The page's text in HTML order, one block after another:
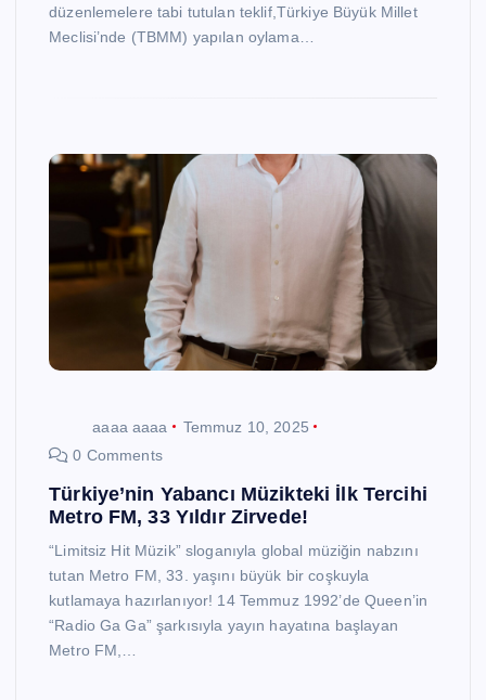
düzenlemelere tabi tutulan teklif,Türkiye Büyük Millet
Meclisi’nde (TBMM) yapılan oylama…
aaaa aaaa
Temmuz 10, 2025
0 Comments
Türkiye’nin Yabancı Müzikteki İlk Tercihi
Metro FM, 33 Yıldır Zirvede!
“Limitsiz Hit Müzik” sloganıyla global müziğin nabzını
tutan Metro FM, 33. yaşını büyük bir coşkuyla
kutlamaya hazırlanıyor! 14 Temmuz 1992’de Queen’in
“Radio Ga Ga” şarkısıyla yayın hayatına başlayan
Metro FM,…